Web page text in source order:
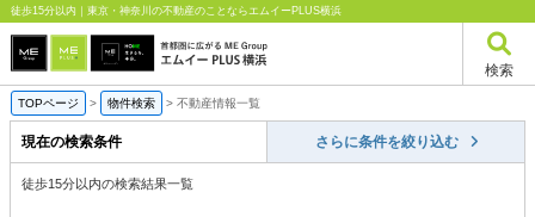
徒歩15分以内｜東京・神奈川の不動産のことならエムイーPLUS横浜
検索
TOPページ > 物件検索 > 不動産情報一覧
現在の検索条件 さらに条件を絞り込む
徒歩15分以内の検索結果一覧